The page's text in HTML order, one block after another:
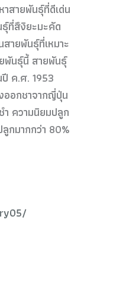
สายพันธุ์ที่ดีเด่น
ที่สึงิยะมะคัด
ายพันธุ์ที่เหมาะ
พันธุ์นี้ สายพันธุ์
ค.ศ. 1953
ออกชาจากญี่ปุ่น
ำ ความนิยมปลูก
กมากกว่า 80%